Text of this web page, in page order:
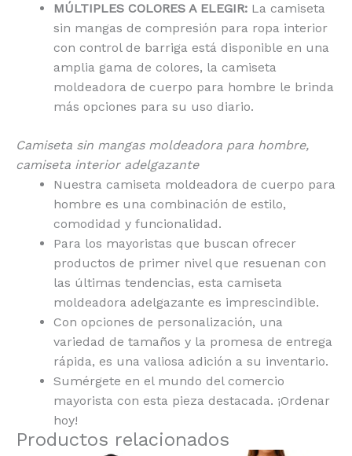
MÚLTIPLES COLORES A ELEGIR: La camiseta
sin mangas de compresión para ropa interior
con control de barriga está disponible en una
amplia gama de colores, la camiseta
moldeadora de cuerpo para hombre le brinda
más opciones para su uso diario.
Camiseta sin mangas moldeadora para hombre,
camiseta interior adelgazante
Nuestra camiseta moldeadora de cuerpo para
hombre es una combinación de estilo,
comodidad y funcionalidad.
Para los mayoristas que buscan ofrecer
productos de primer nivel que resuenan con
las últimas tendencias, esta camiseta
moldeadora adelgazante es imprescindible.
Con opciones de personalización, una
variedad de tamaños y la promesa de entrega
rápida, es una valiosa adición a su inventario.
Sumérgete en el mundo del comercio
mayorista con esta pieza destacada. ¡Ordenar
hoy!
Productos relacionados